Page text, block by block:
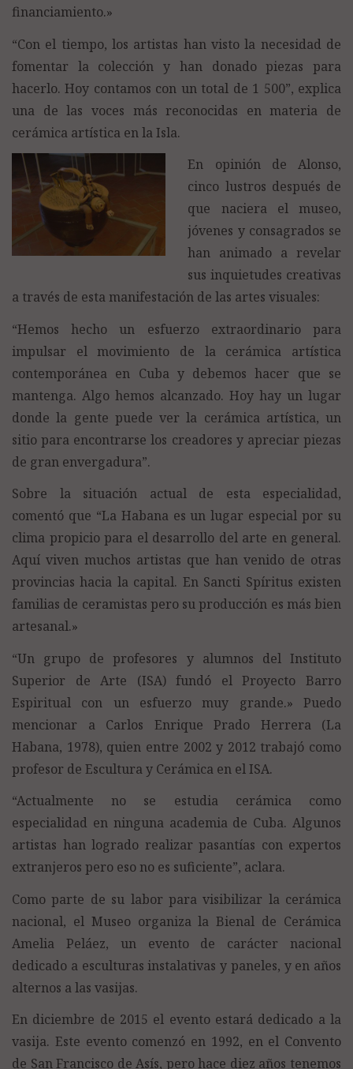
financiamiento.»
“Con el tiempo, los artistas han visto la necesidad de
fomentar la colección y han donado piezas para
hacerlo. Hoy contamos con un total de 1 500”, explica
una de las voces más reconocidas en materia de
cerámica artística en la Isla.
En opinión de Alonso,
cinco lustros después de
que naciera el museo,
jóvenes y consagrados se
han animado a revelar
sus inquietudes creativas
a través de esta manifestación de las artes visuales:
“Hemos hecho un esfuerzo extraordinario para
impulsar el movimiento de la cerámica artística
contemporánea en Cuba y debemos hacer que se
mantenga. Algo hemos alcanzado. Hoy hay un lugar
donde la gente puede ver la cerámica artística, un
sitio para encontrarse los creadores y apreciar piezas
de gran envergadura”.
Sobre la situación actual de esta especialidad,
comentó que “La Habana es un lugar especial por su
clima propicio para el desarrollo del arte en general.
Aquí viven muchos artistas que han venido de otras
provincias hacia la capital. En Sancti Spíritus existen
familias de ceramistas pero su producción es más bien
artesanal.»
“Un grupo de profesores y alumnos del Instituto
Superior de Arte (ISA) fundó el Proyecto Barro
Espiritual con un esfuerzo muy grande.» Puedo
mencionar a Carlos Enrique Prado Herrera (La
Habana, 1978), quien entre 2002 y 2012 trabajó como
profesor de Escultura y Cerámica en el ISA.
“Actualmente no se estudia cerámica como
especialidad en ninguna academia de Cuba. Algunos
artistas han logrado realizar pasantías con expertos
extranjeros pero eso no es suficiente”, aclara.
Como parte de su labor para visibilizar la cerámica
nacional, el Museo organiza la Bienal de Cerámica
Amelia Peláez, un evento de carácter nacional
dedicado a esculturas instalativas y paneles, y en años
alternos a las vasijas.
En diciembre de 2015 el evento estará dedicado a la
vasija. Este evento comenzó en 1992, en el Convento
de San Francisco de Asís, pero hace diez años tenemos